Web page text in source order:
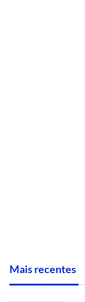
Mais recentes